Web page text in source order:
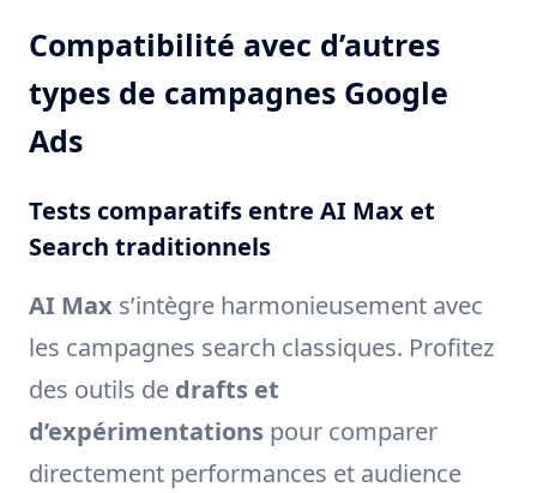
Compatibilité avec d’autres
types de campagnes Google
Ads
Tests comparatifs entre AI Max et
Search traditionnels
AI Max s’intègre harmonieusement avec
les campagnes search classiques. Profitez
des outils de drafts et
d’expérimentations pour comparer
directement performances et audience